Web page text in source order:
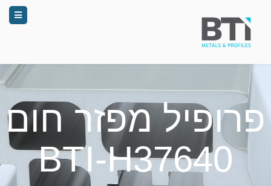
פרופיל מפזר חום
BTI-H37640